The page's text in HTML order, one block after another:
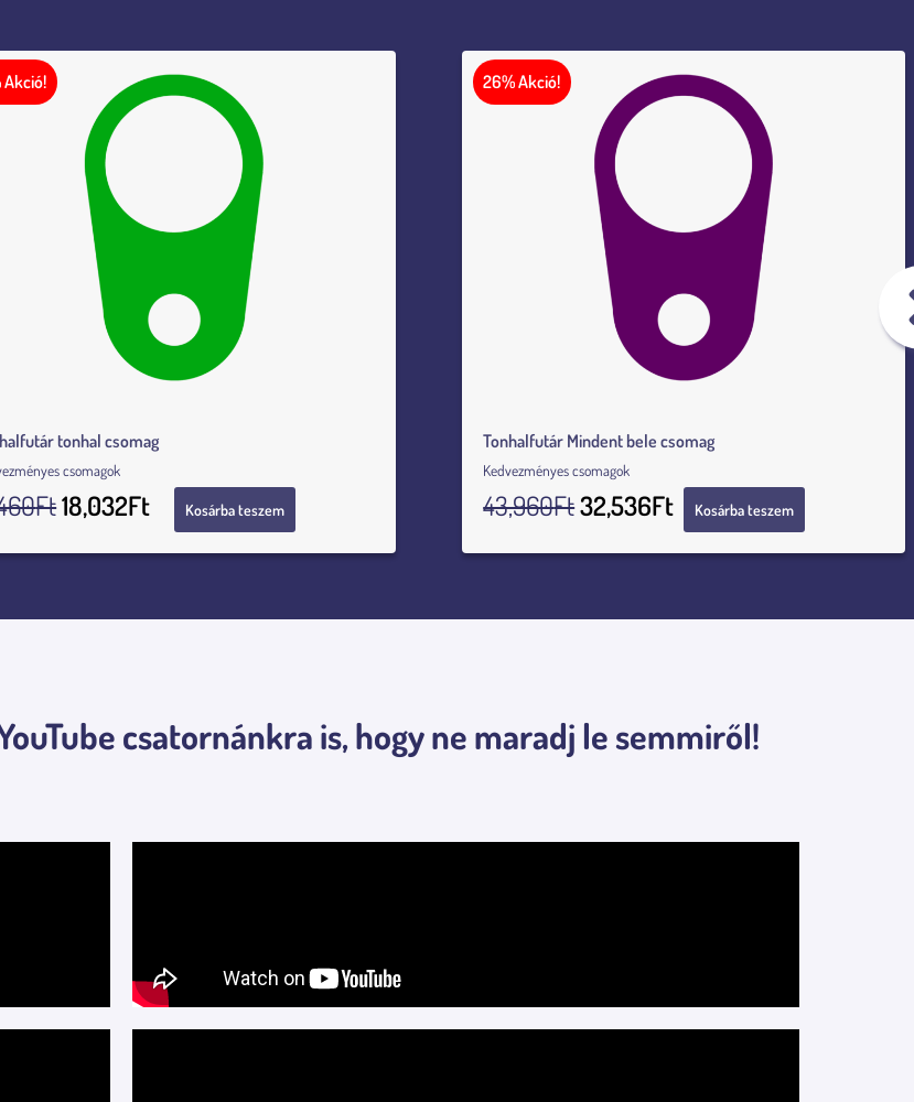
Akció!
tonhal csomag
csomagok
Ft18,032Ft Kosárba teszem
26% Akció!
Tonhalfutár Mindent bele csomag
Kedvezményes csomagok
43,960Ft32,536Ft Kosárba teszem
csatornánkra is, hogy ne maradj le semmiről!